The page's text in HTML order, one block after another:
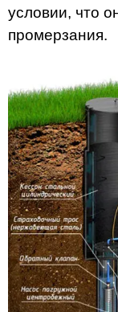
условии, что
промерзания.